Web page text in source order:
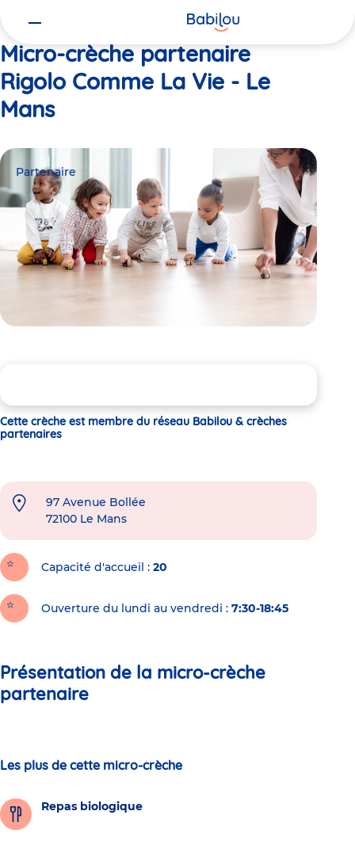
Micro-crèche partenaire
Rigolo Comme La Vie - Le
Mans
Partenaire
Cette crèche est membre du réseau Babilou & crèches
partenaires
97 Avenue Bollée
72100 Le Mans
Capacité d'accueil 20
Ouverture du lundi au vendredi : 7:30-18:45
Présentation de la micro-crèche
partenaire
Les plus de cette micro-crèche
Repas biologique